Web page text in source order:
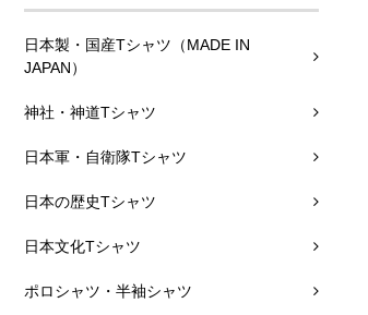
日本製・国産Tシャツ（MADE IN
JAPAN）
神社・神道Tシャツ
日本軍・自衛隊Tシャツ
日本の歴史Tシャツ
日本文化Tシャツ
ポロシャツ・半袖シャツ